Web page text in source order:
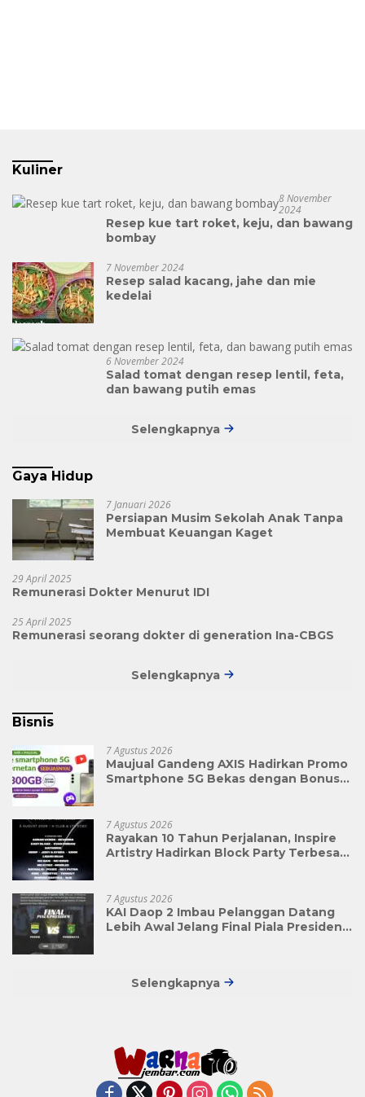
Kuliner
8 November
2024
Resep kue tart roket, keju, dan bawang
bombay
7 November 2024
Resep salad kacang, jahe dan mie
kedelai
6 November 2024
Salad tomat dengan resep lentil, feta,
dan bawang putih emas
Selengkapnya
Gaya Hidup
7 Januari 2026
Persiapan Musim Sekolah Anak Tanpa
Membuat Keuangan Kaget
29 April 2025
Remunerasi Dokter Menurut IDI
25 April 2025
Remunerasi seorang dokter di generation Ina-CBGS
Selengkapnya
Bisnis
7 Agustus 2026
Maujual Gandeng AXIS Hadirkan Promo
Smartphone 5G Bekas dengan Bonus
7 Agustus 2026
Rayakan 10 Tahun Perjalanan, Inspire
Artistry Hadirkan Block Party Terbesar
7 Agustus 2026
KAI Daop 2 Imbau Pelanggan Datang
Lebih Awal Jelang Final Piala Presiden
Selengkapnya